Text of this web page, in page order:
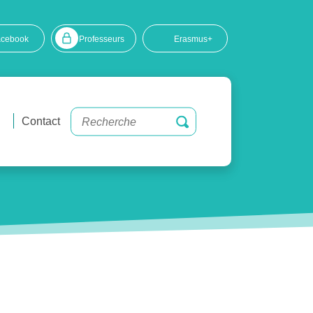
Professeurs Erasmus+
Contact